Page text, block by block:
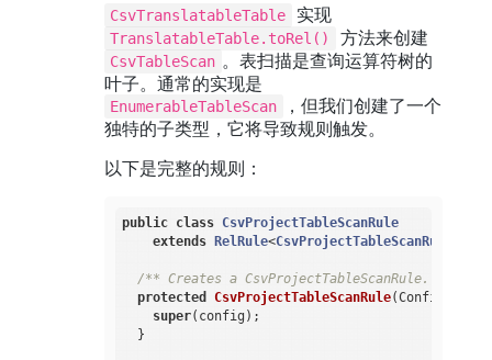
CsvTranslatableTable 实现
TranslatableTable.toRel() 方法来创建
CsvTableScan 。表扫描是查询运算符树的
叶子。通常的实现是
EnumerableTableScan
，但我们创建了一个
独特的子类型，它将导致规则触发。
以下是完整的规则：
public class CsvProjectTableScanRule
extends
RelRule<CsvProjectTableScanRule
/** Creates a CsvProjectTableScanRule. */
protected
CsvProjectTableScanRule(Config
super(config);
  }